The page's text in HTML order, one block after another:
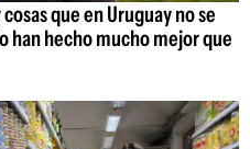
que en Uruguay no se
han hecho mucho mejor que